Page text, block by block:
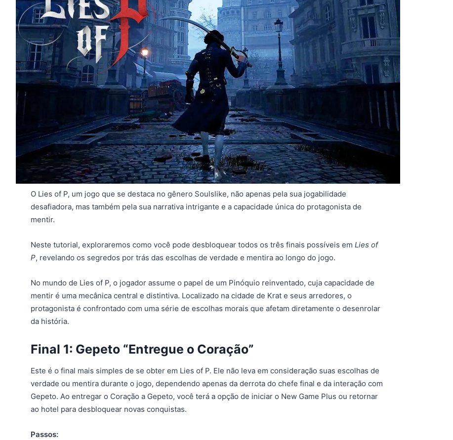
O Lies of P, um jogo que se destaca no gênero Soulslike, não apenas pela sua jogabilidade
desafiadora, mas também pela sua narrativa intrigante e a capacidade única do protagonista de
mentir.
Neste tutorial, exploraremos como você pode desbloquear todos os três finais possíveis em Lies of
P, revelando os segredos por trás das escolhas de verdade e mentira ao longo do jogo.
No mundo de Lies of P, o jogador assume o papel de um Pinóquio reinventado, cuja capacidade de
mentir é uma mecânica central e distintiva. Localizado na cidade de Krat e seus arredores, o
protagonista é confrontado com uma série de escolhas morais que afetam diretamente o desenrolar
da história.
Final 1: Gepeto “Entregue o Coração”
Este é o final mais simples de se obter em Lies of P. Ele não leva em consideração suas escolhas de
verdade ou mentira durante o jogo, dependendo apenas da derrota do chefe final e da interação com
Gepeto. Ao entregar o Coração a Gepeto, você terá a opção de iniciar o New Game Plus ou retornar
ao hotel para desbloquear novas conquistas.
Passos: